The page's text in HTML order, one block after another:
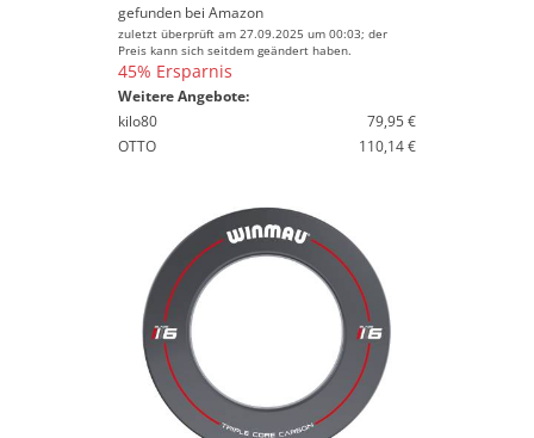
gefunden bei Amazon
zuletzt überprüft am 27.09.2025 um 00:03; der
Preis kann sich seitdem geändert haben.
45% Ersparnis
Weitere Angebote:
kilo80
79,95 €
OTTO
110,14 €